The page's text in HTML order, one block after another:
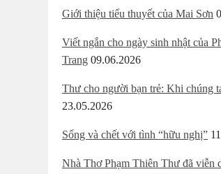
Giới thiệu tiểu thuyết của Mai Sơn
Viết ngắn cho ngày sinh nhật của
Trang 09.06.2026
Thư cho người bạn trẻ: Khi chúng
23.05.2026
Sống và chết với tình “hữu nghị”
Nhà Thơ Phạm Thiên Thư đã viễn